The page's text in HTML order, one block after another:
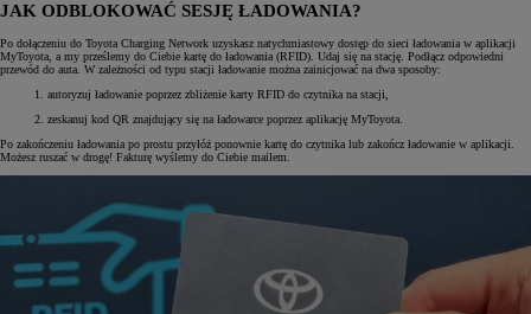
JAK ODBLOKOWAĆ SESJĘ ŁADOWANIA?
Po dołączeniu do Toyota Charging Network uzyskasz natychmiastowy dostęp do sieci ładowania w aplikacji
MyToyota, a my prześlemy do Ciebie kartę do ładowania (RFID). Udaj się na stację. Podłącz odpowiedni
przewód do auta. W zależności od typu stacji ładowanie można zainicjować na dwa sposoby:
autoryzuj ładowanie poprzez zbliżenie karty RFID do czytnika na stacji,
zeskanuj kod QR znajdujący się na ładowarce poprzez aplikację MyToyota.
Po zakończeniu ładowania po prostu przyłóż ponownie kartę do czytnika lub zakończ ładowanie w aplikacji.
Możesz ruszać w drogę! Fakturę wyślemy do Ciebie mailem.